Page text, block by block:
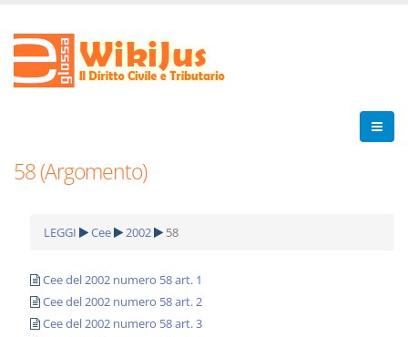
58 (Argomento)
LEGGI Cee 2002 58
Cee del 2002 numero 58 art. 1
Cee del 2002 numero 58 art. 2
Cee del 2002 numero 58 art. 3